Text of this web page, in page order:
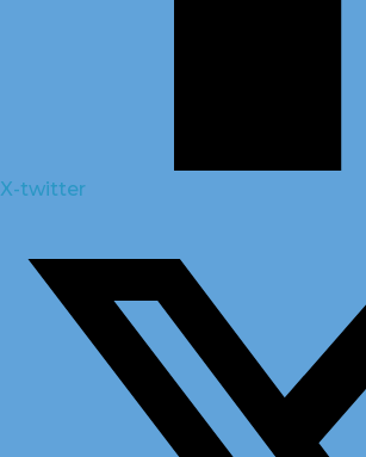
X-twitter